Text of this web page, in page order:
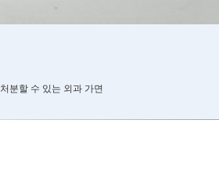
처분할 수 있는 외과 가면